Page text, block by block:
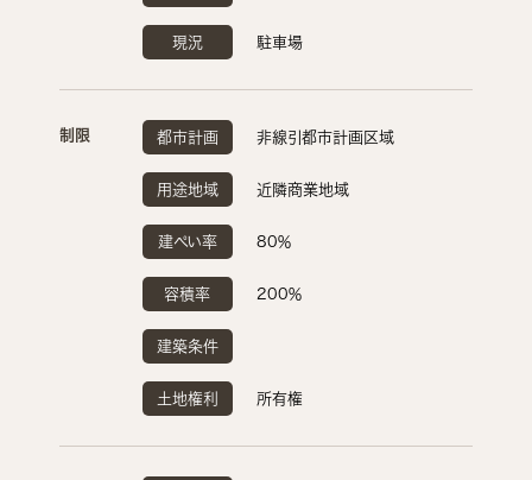
現況 駐車場
制限 都市計画 非線引都市計画区域
用途地域 近隣商業地域
建ぺい率 80％
容積率 200％
建築条件
土地権利 所有権